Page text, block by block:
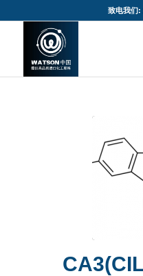
致电我们: